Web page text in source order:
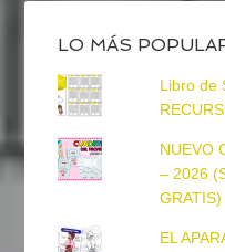
LO MÁS
Libro de
NUEVO
– 2026
GRATIS)
EL